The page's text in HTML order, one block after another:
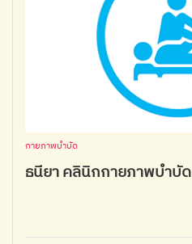
กายภาพบำบัด
ธนียา คลินิกกายภาพบำบัด